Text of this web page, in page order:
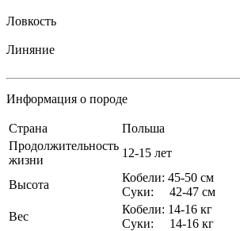
Ловкость
Линяние
Информация о породе
Страна
Польша
Продолжительность
жизни
12-15 лет
Высота
Кобели: 45-50 см
Суки: 42-47 см
Вес
Кобели: 14-16 кг
Суки: 14-16 кг